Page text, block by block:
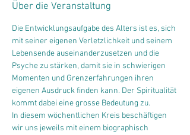
Über die Veranstaltung
Die Entwicklungsaufgabe des Alters ist es, sich
mit seiner eigenen Verletzlichkeit und seinem
Lebensende auseinanderzusetzen und die
Psyche zu stärken, damit sie in schwierigen
Momenten und Grenzerfahrungen ihren
eigenen Ausdruck finden kann. Der Spiritualität
kommt dabei eine grosse Bedeutung zu.
In diesem wöchentlichen Kreis beschäftigen
wir uns jeweils mit einem biographisch